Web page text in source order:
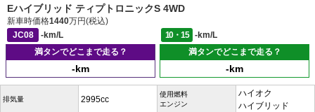
Eハイブリッド ティプトロニックS 4WD
新車時価格1440万円(税込)
JC08
-km/L 10・15
-km/L
満タンでどこまで走る？
-km
満タンでどこまで走る？
-km
排気量 2995cc
使用燃料
エンジン
ハイオク
ハイブリッド